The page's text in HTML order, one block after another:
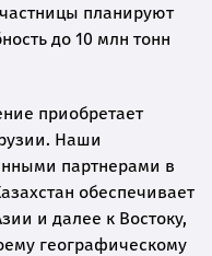
планируют
до 10 млн тонн
приобретает
Наши
партнерами в
обеспечивает
и далее к Востоку,
географическому